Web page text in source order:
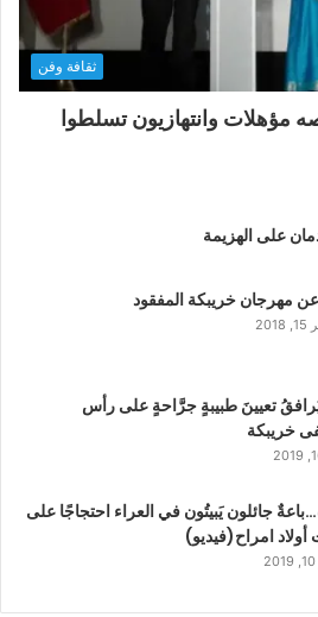
ثقافة وفن
مؤهلات وانتهازيون تسلطوا
مهرجان خريبكة المفقود
تعيينَ طبيبةٍ جرَّاحةٍ على رأس
خريبكة
جائلون يَبيتُون في العراء احتجاجًا على
امراح(فيديو)